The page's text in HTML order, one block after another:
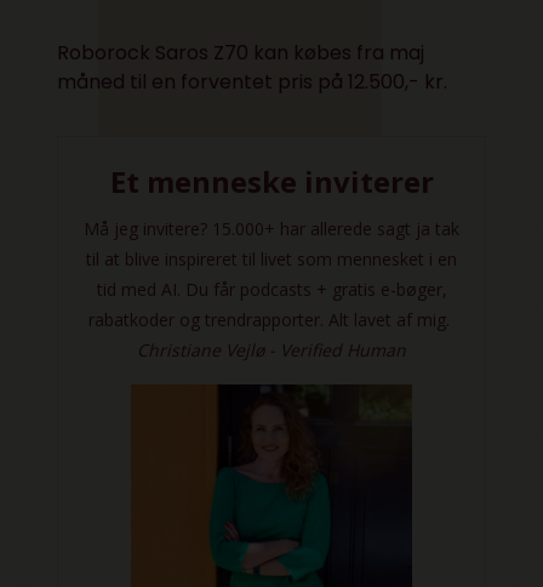
Roborock Saros Z70 kan købes fra maj
måned til en forventet pris på 12.500,- kr.